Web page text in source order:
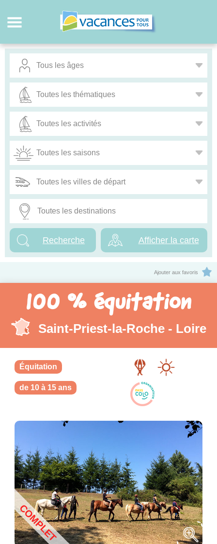
Afficher la carte
Ajouter aux favoris
100 % équitation
Saint-Priest-la-Roche - Loire
Équitation
de 10 à 15 ans
COMPLET